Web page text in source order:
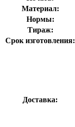
Материал:
Нормы:
Тираж:
Срок изготовления:
Доставка: